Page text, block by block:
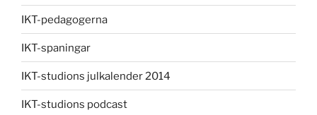
IKT-pedagogerna
IKT-spaningar
IKT-studions julkalender 2014
IKT-studions podcast